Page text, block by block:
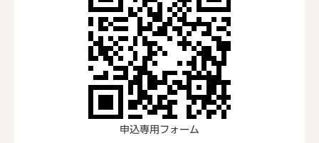
申込専用フォーム